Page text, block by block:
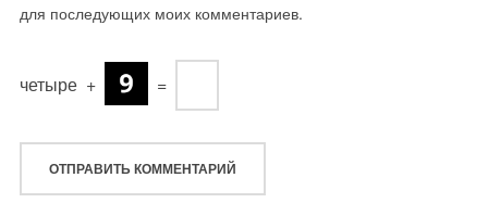
для последующих моих комментариев.
четыре + =